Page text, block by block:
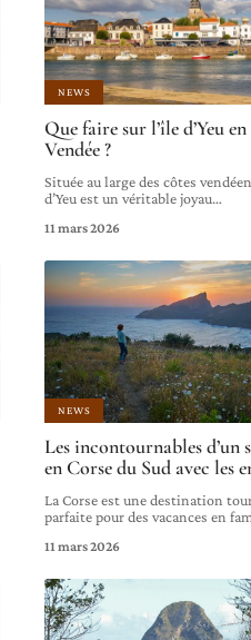
NEWS
Que faire sur l’île d’Yeu en
Vendée ?
Située au large des côtes
d’Yeu est un véritable joyau…
11 mars 2026
NEWS
Les incontournables d’un
en Corse du Sud avec les
La Corse est une destination
parfaite pour des vacances en
11 mars 2026